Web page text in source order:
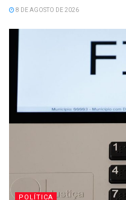
8 DE AGOSTO DE 2026
POLÍTICA